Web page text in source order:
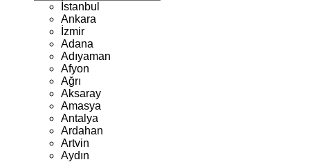
İstanbul
Ankara
İzmir
Adana
Adıyaman
Afyon
Ağrı
Aksaray
Amasya
Antalya
Ardahan
Artvin
Aydın